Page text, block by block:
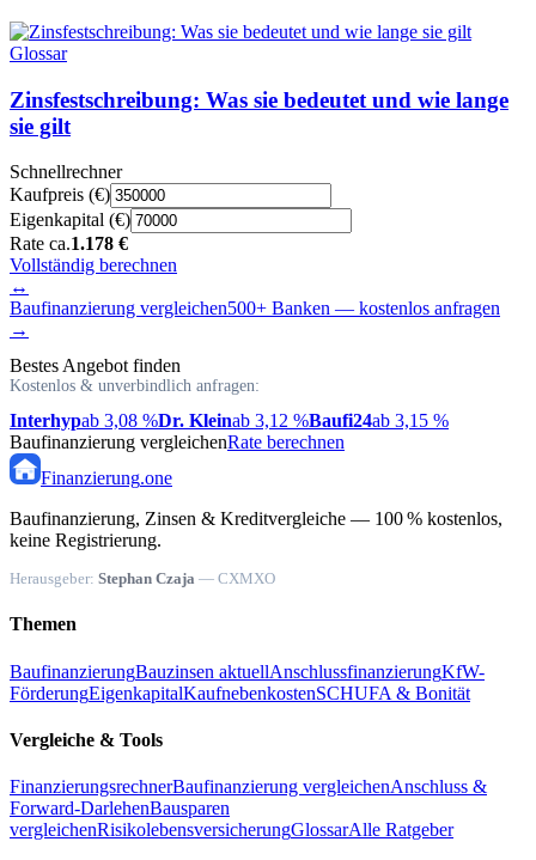
Glossar
Zinsfestschreibung: Was sie bedeutet und wie lange
sie gilt
Schnellrechner
Kaufpreis (€)
Eigenkapital (€)
Rate ca.1.178 €
Vollständig berechnen
↔
Baufinanzierung vergleichen500+ Banken — kostenlos anfragen
→
Bestes Angebot finden
Kostenlos & unverbindlich anfragen:
Interhypab 3,08 %Dr. Kleinab 3,12 %Baufi24ab 3,15 %
Baufinanzierung vergleichenRate berechnen
Finanzierung.one
Baufinanzierung, Zinsen & Kreditvergleiche — 100 % kostenlos,
keine Registrierung.
Herausgeber: Stephan Czaja — CXMXO
Themen
BaufinanzierungBauzinsen aktuellAnschlussfinanzierungKfW-
FörderungEigenkapitalKaufnebenkostenSCHUFA & Bonität
Vergleiche & Tools
FinanzierungsrechnerBaufinanzierung vergleichenAnschluss &
Forward-DarlehenBausparen
vergleichenRisikolebensversicherungGlossarAlle Ratgeber